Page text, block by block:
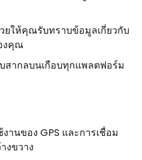
ยให้คุณรับทราบข้อมูลเกี่ยวกับ
งคุณ
สากลบนเกือบทุกแพลตฟอร์ม
นของ GPS และการเชื่อม
งขวาง